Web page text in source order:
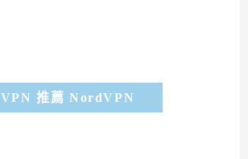
VPN 推薦 NordVPN